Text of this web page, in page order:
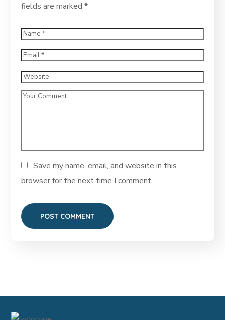
fields are marked*
Save my name, email, and website in this
browser for the next time I comment.